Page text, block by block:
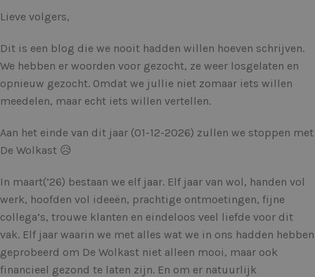
Lieve volgers,
Dit is een blog die we nooit hadden willen hoeven schrijven.
We hebben er woorden voor gezocht, ze weer losgelaten en
opnieuw gezocht. Omdat we jullie niet zomaar iets willen
meedelen, maar echt iets willen vertellen.
Aan het einde van dit jaar (01-12-2026) zullen we stoppen met
De Wolkast 😥
In maart(’26) bestaan we elf jaar. Elf jaar van wol, handen vol
werk, hoofden vol ideeën, prachtige ontmoetingen, fijne
collega’s, trouwe klanten en eindeloos veel liefde voor dit
vak. Elf jaar waarin we met alles wat we in ons hadden hebben
geprobeerd om De Wolkast niet alleen mooi, maar ook
financieel gezond te laten zijn. En om er natuurlijk